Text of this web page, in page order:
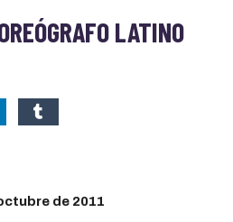
LATINO
de 2011